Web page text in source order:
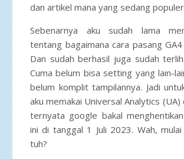
dan artikel mana yang sedang
Sebenarnya aku sudah lama
tentang bagaimana cara pasang
Dan sudah berhasil juga sudah
Cuma belum bisa setting yang lain-
belum komplit tampilannya. Jadi
aku memakai Universal Analytics (UA)
ternyata google bakal
ini di tanggal 1 Juli 2023. Wah,
tuh?